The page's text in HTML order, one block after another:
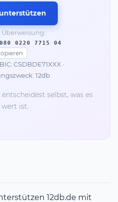
Überweisung:
0220 7715 04
CSDBDE71XXX ·
12db
selbst, was es
ist.
12db.de mit